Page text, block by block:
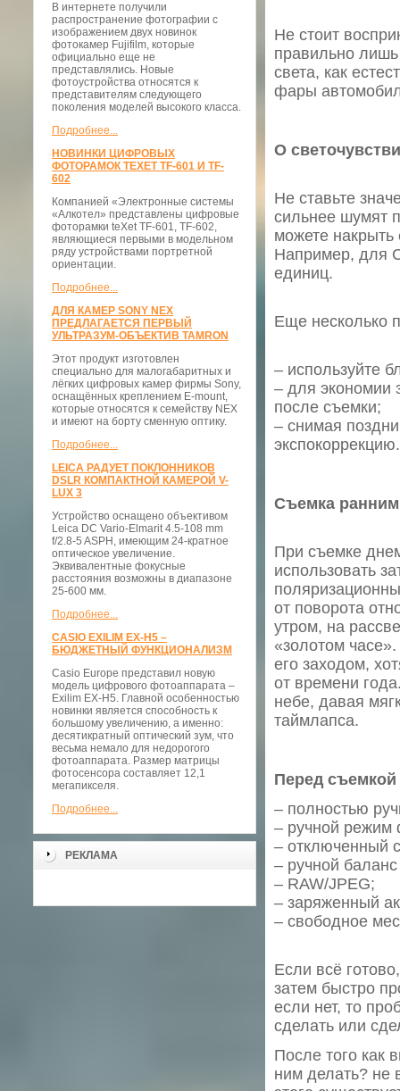
В интернете получили
распространение фотографии с
изображением двух новинок
фотокамер Fujifilm, которые
официально еще не
представлялись. Новые
фотоустройства относятся к
представителям следующего
поколения моделей высокого класса.
Подробнее...
НОВИНКИ ЦИФРОВЫХ
ФОТОРАМОК TEXET TF-601 И TF-
602
Компанией «Электронные системы
«Алкотел» представлены цифровые
фоторамки teXet TF-601, TF-602,
являющиеся первыми в модельном
ряду устройствами портретной
ориентации.
Подробнее...
ДЛЯ КАМЕР SONY NEX
ПРЕДЛАГАЕТСЯ ПЕРВЫЙ
УЛЬТРАЗУМ-ОБЪЕКТИВ TAMRON
Этот продукт изготовлен
специально для малогабаритных и
лёгких цифровых камер фирмы Sony,
оснащённых креплением E-mount,
которые относятся к семейству NEX
и имеют на борту сменную оптику.
Подробнее...
LEICA РАДУЕТ ПОКЛОННИКОВ
DSLR КОМПАКТНОЙ КАМЕРОЙ V-
LUX 3
Устройство оснащено объективом
Leica DC Vario-Elmarit 4.5-108 mm
f/2.8-5 ASPH, имеющим 24-кратное
оптическое увеличение.
Эквивалентные фокусные
расстояния возможны в диапазоне
25-600 мм.
Подробнее...
CASIO EXILIM EX-H5 –
БЮДЖЕТНЫЙ ФУНКЦИОНАЛИЗМ
Casio Europe представил новую
модель цифрового фотоаппарата –
Exilim EX-H5. Главной особенностью
новинки является способность к
большому увеличению, а именно:
десятикратный оптический зум, что
весьма немало для недорогого
фотоаппарата. Размер матрицы
фотосенсора составляет 12,1
мегапикселя.
Подробнее...
РЕКЛАМА
Не стоит
правильно лишь
света, как
фары
О
Не ставьте
сильнее шумят
можете
Например, для
единиц.
Еще несколько
– используйте
– для экономии
после съемки;
– снимая
экспокоррекцию.
Съемка
При съемке
использовать
от поворота
утром, на
«золотом
его заходом,
от времени
небе, давая
таймлапса.
Перед съемкой
– полностью
– ручной режим
– отключенный
– ручной
– RAW/JPEG;
– заряженный
– свободное
Если всё
затем быстро
если нет, то
сделать или
После того как
ним делать? не